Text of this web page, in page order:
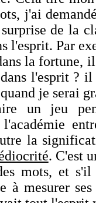
j'ai
de la
l'esprit. Par
la fortune,
l'esprit ?
je serai
un jeu
la
. C'est
mots, et
à mesurer